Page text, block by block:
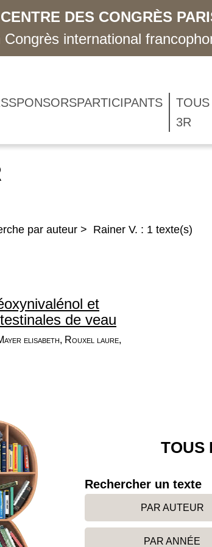
DES CONGRÈS
Congrès international
SPONSORSPARTICIPANTS
3R
par auteur > Rainer V. : 1 texte(s)
et
de veau
elisabeth, Rouxel laure,
TOUS
Rechercher un texte
PAR AUTEUR
PAR ANNÉE